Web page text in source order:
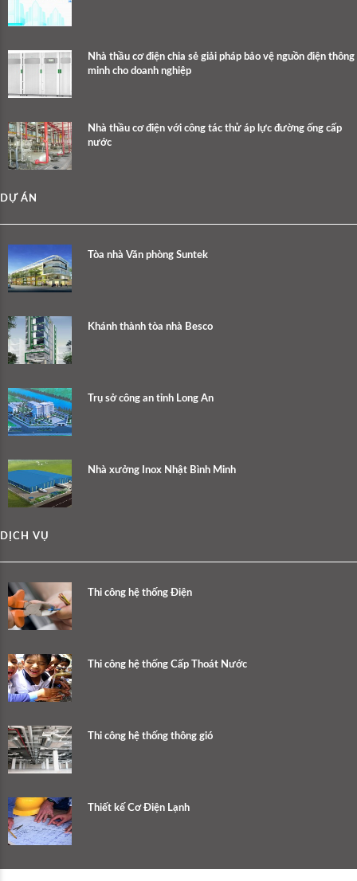
Nhà thầu cơ điện chia sẻ giải pháp bảo vệ nguồn điện thông
minh cho doanh nghiệp
Nhà thầu cơ điện với công tác thử áp lực đường ống cấp
nước
DỰ ÁN
Tòa nhà Văn phòng Suntek
Khánh thành tòa nhà Besco
Trụ sở công an tỉnh Long An
Nhà xưởng Inox Nhật Bình Minh
DỊCH VỤ
Thi công hệ thống Điện
Thi công hệ thống Cấp Thoát Nước
Thi công hệ thống thông gió
Thiết kế Cơ Điện Lạnh